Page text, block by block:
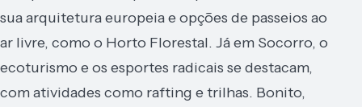
sua arquitetura europeia e opções de passeios ao
ar livre, como o Horto Florestal. Já em Socorro, o
ecoturismo e os esportes radicais se destacam,
com atividades como rafting e trilhas. Bonito,